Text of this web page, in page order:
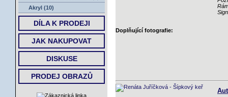
Akryl (10)
DÍLA K PRODEJI
JAK NAKUPOVAT
DISKUSE
PRODEJ OBRAZŮ
Doplňující fotografie: